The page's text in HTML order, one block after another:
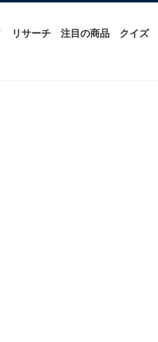
リサーチ 注目の商品 クイズ